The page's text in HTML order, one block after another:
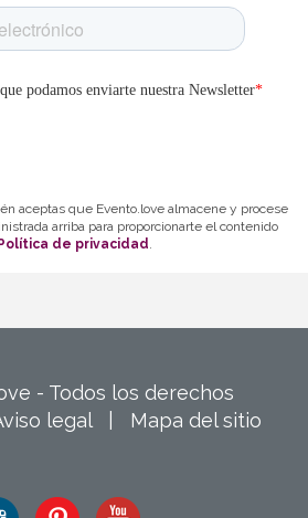
aceptas que Evento.love almacene y procese
arriba para proporcionarte el contenido
de privacidad
- Todos los derechos
legal| Mapa del sitio